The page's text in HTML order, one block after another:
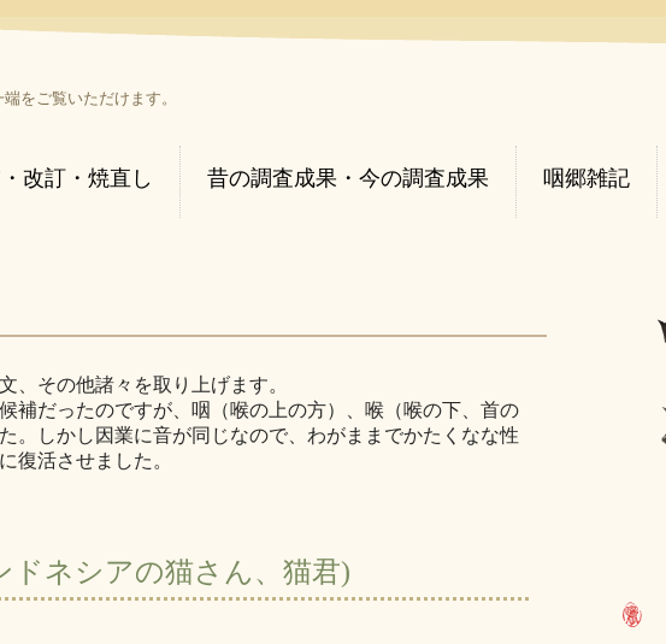
をご覧いただけます。
改訂・焼直し 昔の調査成果・今の調査成果 咽郷雑記
その他諸々を取り上げます。
だったのですが、咽（喉の上の方）、喉（喉の下、首の
。しかし因業に音が同じなので、わがままでかたくなな性
復活させました。
ドネシアの猫さん、猫君)